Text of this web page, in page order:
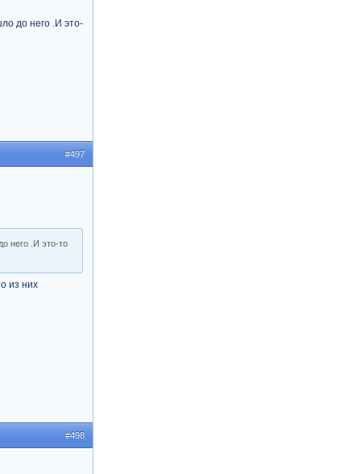
до него .И это-
#497
него .И это-то
из них
#498